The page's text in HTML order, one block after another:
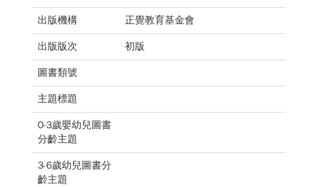
出版機構 正覺教育基金會
出版版次 初版
圖書類號
主題標題
0-3歲嬰幼兒圖書
分齡主題
3-6歲幼兒圖書分
齡主題